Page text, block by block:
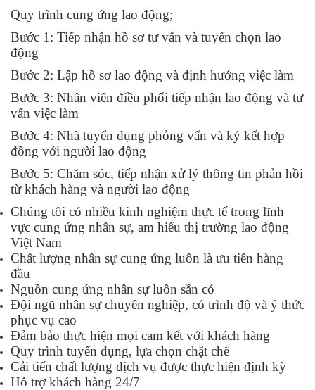
Quy trình cung ứng lao động;
Bước 1: Tiếp nhận hồ sơ tư vấn và tuyển chọn lao
động
Bước 2: Lập hồ sơ lao động và định hướng việc làm
Bước 3: Nhân viên điều phối tiếp nhận lao động và tư
vấn việc làm
Bước 4: Nhà tuyển dụng phỏng vấn và ký kết hợp
đồng với người lao động
Bước 5: Chăm sóc, tiếp nhận xử lý thông tin phản hồi
từ khách hàng và người lao động
Chúng tôi có nhiều kinh nghiệm thực tế trong lĩnh
vực cung ứng nhân sự, am hiểu thị trường lao động
Việt Nam
Chất lượng nhân sự cung ứng luôn là ưu tiên hàng
đầu
Nguồn cung ứng nhân sự luôn sẵn có
Đội ngũ nhân sự chuyên nghiệp, có trình độ và ý thức
phục vụ cao
Đảm bảo thực hiện mọi cam kết với khách hàng
Quy trình tuyển dụng, lựa chọn chặt chẽ
Cải tiến chất lượng dịch vụ được thực hiện định kỳ
Hỗ trợ khách hàng 24/7